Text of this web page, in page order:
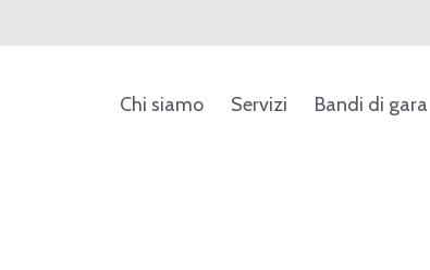
Chi siamo Servizi Bandi di gara